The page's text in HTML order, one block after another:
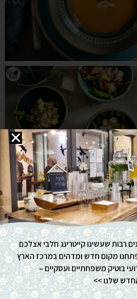
רבות שעשינו קייטרינג חלבי אצלכם
פתחנו מקום חדש ומדהים במרכז הארץ
בוטיק משפחתיים ועסקיים –
שלנו >>